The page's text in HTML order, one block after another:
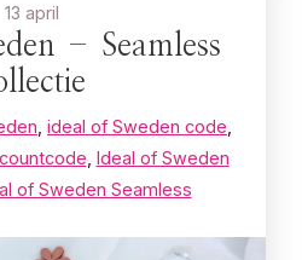
13 april
– Seamless
ideal of Sweden code
Ideal of Sweden
of Sweden Seamless